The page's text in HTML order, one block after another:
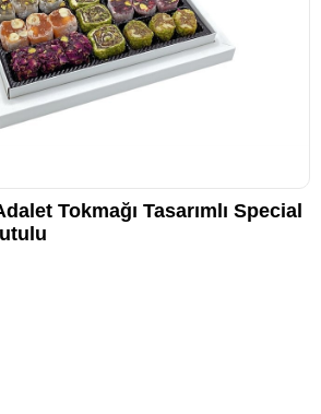
Tokmağı Tasarımlı Special